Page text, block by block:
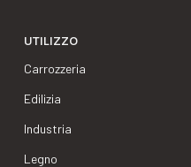
UTILIZZO
Carrozzeria
Edilizia
Industria
Legno